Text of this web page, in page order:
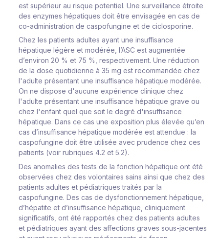
est supérieur au risque potentiel. Une surveillance étroite
des enzymes hépatiques doit être envisagée en cas de
co-administration de caspofungine et de ciclosporine.
Chez les patients adultes ayant une insuffisance
hépatique légère et modérée, l’ASC est augmentée
d’environ 20 % et 75 %, respectivement. Une réduction
de la dose quotidienne à 35 mg est recommandée chez
l'adulte présentant une insuffisance hépatique modérée.
On ne dispose d'aucune expérience clinique chez
l'adulte présentant une insuffisance hépatique grave ou
chez l'enfant quel que soit le degré d'insuffisance
hépatique. Dans ce cas une exposition plus élevée qu’en
cas d’insuffisance hépatique modérée est attendue : la
caspofungine doit être utilisée avec prudence chez ces
patients (voir rubriques 4.2 et 5.2).
Des anomalies des tests de la fonction hépatique ont été
observées chez des volontaires sains ainsi que chez des
patients adultes et pédiatriques traités par la
caspofungine. Des cas de dysfonctionnement hépatique,
d’hépatite et d’insuffisance hépatique, cliniquement
significatifs, ont été rapportés chez des patients adultes
et pédiatriques ayant des affections graves sous-jacentes